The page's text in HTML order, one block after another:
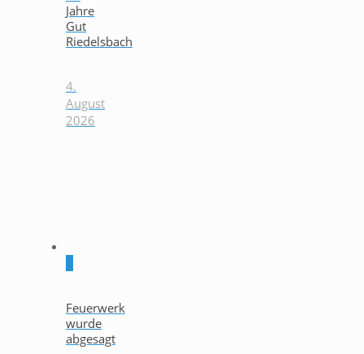
Jahre
Gut
Riedelsbach
4.
August
2026
Feuerwerk
wurde
abgesagt